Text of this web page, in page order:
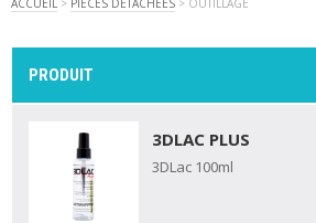
ACCUEIL > PIÈCES DÉTACHÉES > OUTILLAGE
PRODUIT
3DLAC PLUS
3DLac 100ml